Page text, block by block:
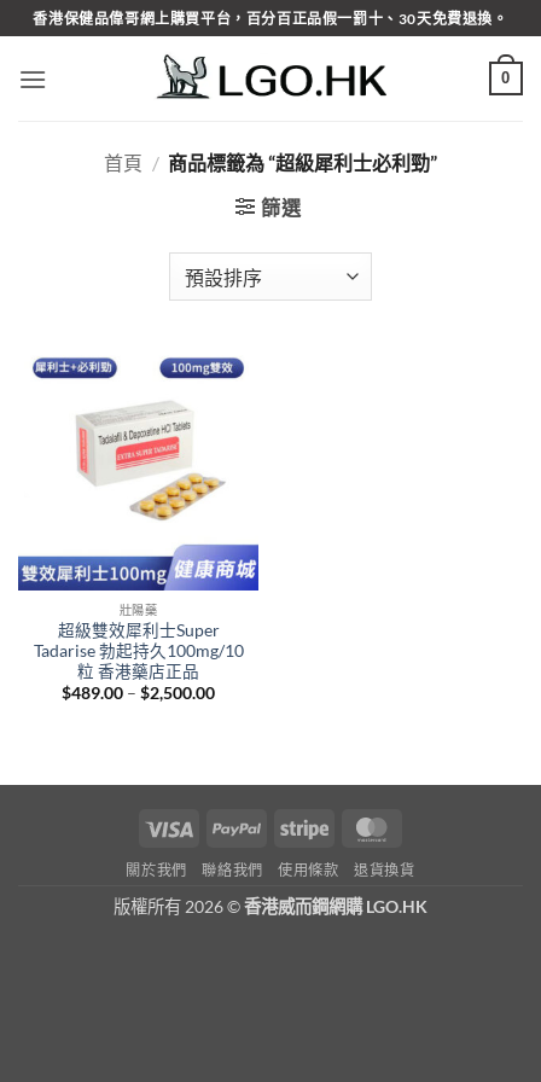
Skip
to
content
香港保健品偉哥網上購買平台，百分百正品假一罰十、30天免費退換。
0
首頁 / 商品標籤為 “超級犀利士必利勁”
篩選
壯陽藥
超級雙效犀利士Super
Tadarise 勃起持久100mg/10
粒 香港藥店正品
$489.00 – $2,500.00Price
Visa PayPal Stripe
關於我們 聯絡我們 使用條款 退貨換貨
版權所有 2026 ©香港威而鋼網購 LGO.HK